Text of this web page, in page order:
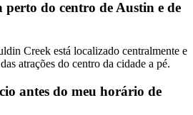
do centro de Austin e de
Creek está localizado centralmente e
atrações do centro da cidade a pé.
antes do meu horário de